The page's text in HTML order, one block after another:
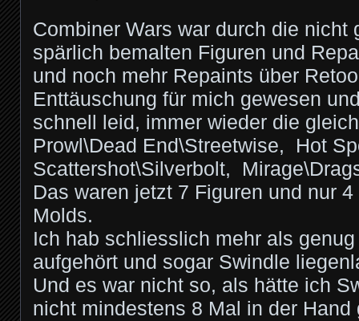
Combiner Wars war durch die nicht
spärlich bemalten Figuren und
und noch mehr Repaints über
Enttäuschung für mich gewesen
schnell leid, immer wieder die
Prowl\Dead End\Streetwise, Hot
Scattershot\Silverbolt,
Das waren jetzt 7 Figuren und nur
Molds.
Ich hab schliesslich mehr als
aufgehört und sogar Swindle
Und es war nicht so, als hätte ich
nicht mindestens 8 Mal in der Hand